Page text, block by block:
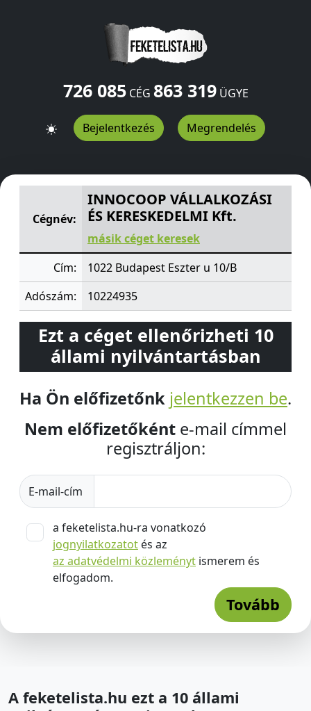
726 085CÉG 863 319ÜGYE
Bejelentkezés Megrendelés
INNOCOOP VÁLLALKOZÁSI ÉS KERESKEDELMI Kft.
Cégnév:
INNOCOOP VÁLLALKOZÁSI
ÉS KERESKEDELMI Kft.
másik céget keresek
Cím:
1022 Budapest Eszter u 10/B
Adószám:
10224935
Ezt a céget ellenőrizheti 10
állami nyilvántartásban
Ha Ön előfizetőnk jelentkezzen be.
Nem előfizetőként e-mail címmel
regisztráljon:
E-mail-cím
a feketelista.hu-ra vonatkozó
jognyilatkozatot és az
az adatvédelmi közleményt ismerem és
elfogadom.
Tovább
A feketelista.hu ezt a 10 állami